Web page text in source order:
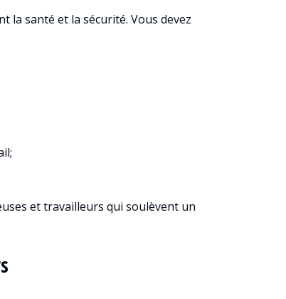
la santé et la sécurité. Vous devez
et travailleurs qui soulèvent un